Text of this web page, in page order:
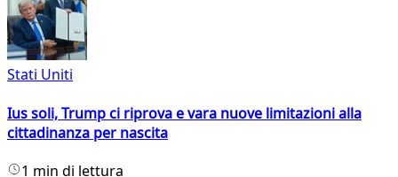
Stati Uniti
Ius soli, Trump ci riprova e vara nuove limitazioni alla
cittadinanza per nascita
1 min di lettura